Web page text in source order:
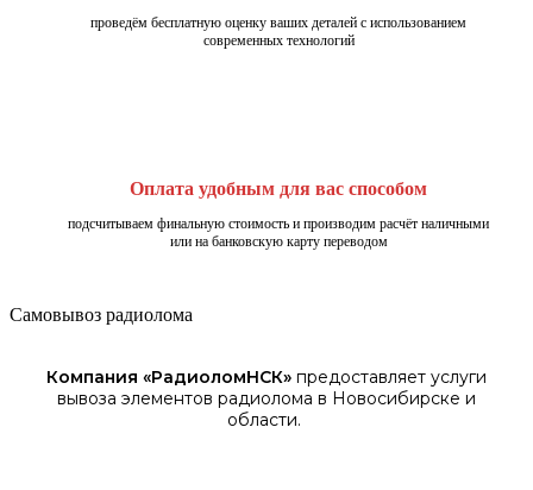
проведём бесплатную оценку ваших деталей с использованием
современных технологий
Оплата удобным для вас способом
подсчитываем финальную стоимость и производим расчёт наличными
или на банковскую карту переводом
Самовывоз радиолома
Компания «РадиоломНСК» предоставляет услуги
вывоза элементов радиолома в Новосибирске и
области.